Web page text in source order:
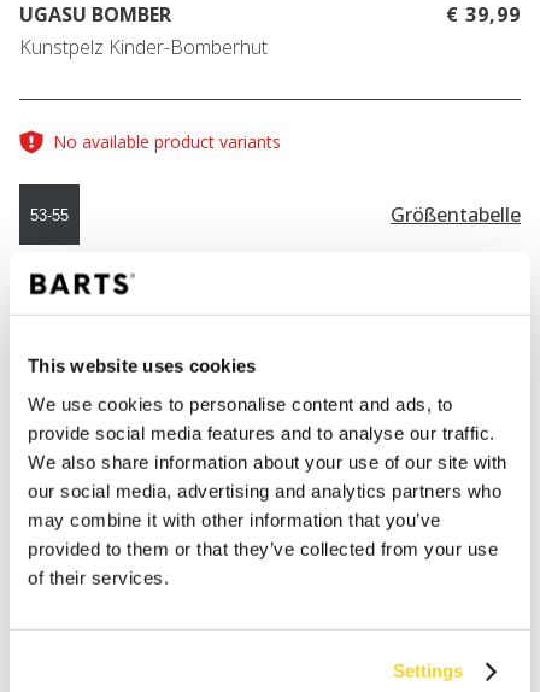
This website uses cookies
We use cookies to personalise content and ads, to
provide social media features and to analyse our traffic.
We also share information about your use of our site with
our social media, advertising and analytics partners who
may combine it with other information that you’ve
provided to them or that they’ve collected from your use
of their services.
Settings
UGASU BOMBER
Kunstpelz Kinder-Bomberhut
€ 39,99
No available product variants
53-55 Größentabelle
FARBElight brown
IN DEN WARENKORB
Bestellungen, die vor 12 Uhr MEZ (Montag bis
Freitag) bei uns eingehen, werden noch am selben
Tag versandt
innerhalb Deutschland